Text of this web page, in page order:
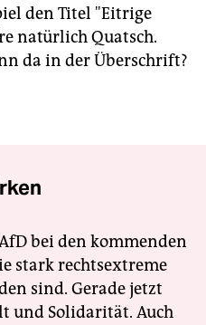
den Titel "Eitrige
natürlich Quatsch.
da in der Überschrift?
bei den kommenden
stark rechtsextreme
sind. Gerade jetzt
und Solidarität. Auch